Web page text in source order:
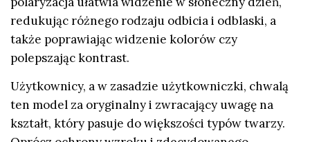
redukując różnego rodzaju odbicia i odblaski, a
także poprawiając widzenie kolorów czy
polepszając kontrast.
Użytkownicy, a w zasadzie użytkowniczki, chwalą
ten model za oryginalny i zwracający uwagę na
kształt, który pasuje do większości typów twarzy.